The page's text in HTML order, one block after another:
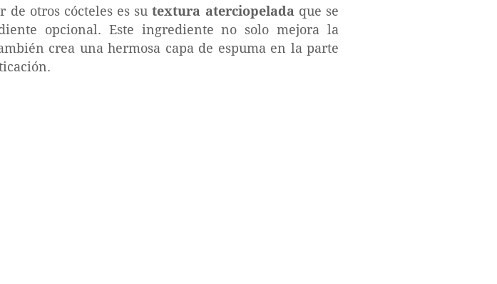
de otros cócteles es sutextura aterciopelada que se
opcional. Este ingrediente no solo mejora la
crea una hermosa capa de espuma en la parte